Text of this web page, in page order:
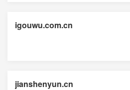
igouwu.com.cn
jianshenyun.cn